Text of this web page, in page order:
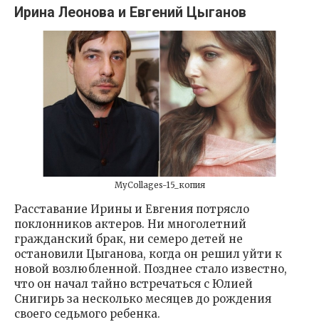
Ирина Леонова и Евгений Цыганов
MyCollages-15_копия
Расставание Ирины и Евгения потрясло
поклонников актеров. Ни многолетний
гражданский брак, ни семеро детей не
остановили Цыганова, когда он решил уйти к
новой возлюбленной. Позднее стало известно,
что он начал тайно встречаться с Юлией
Снигирь за несколько месяцев до рождения
своего седьмого ребенка.